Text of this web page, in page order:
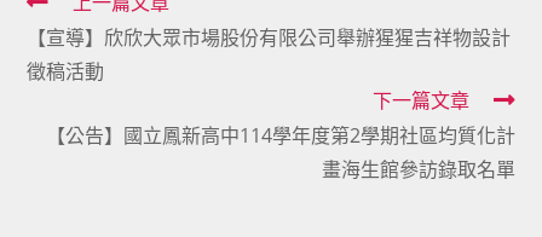
Read
more
articles
【宣導】欣欣大眾市場股份有限公司舉辦猩猩吉祥物設計
徵稿活動
下一篇文章
【公告】國立鳳新高中114學年度第2學期社區均質化計
畫海生館參訪錄取名單